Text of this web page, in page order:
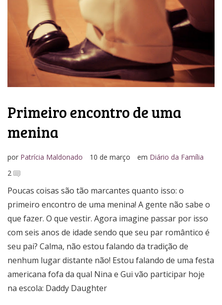
Media Kit
Primeiro encontro de uma
menina
por Patrícia Maldonado 10 de março em Diário da Família
2
Poucas coisas são tão marcantes quanto isso: o
primeiro encontro de uma menina! A gente não sabe o
que fazer. O que vestir. Agora imagine passar por isso
com seis anos de idade sendo que seu par romântico é
seu pai? Calma, não estou falando da tradição de
nenhum lugar distante não! Estou falando de uma festa
americana fofa da qual Nina e Gui vão participar hoje
na escola: Daddy Daughter